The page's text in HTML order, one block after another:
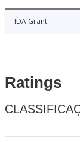
IDA Grant
Ratings